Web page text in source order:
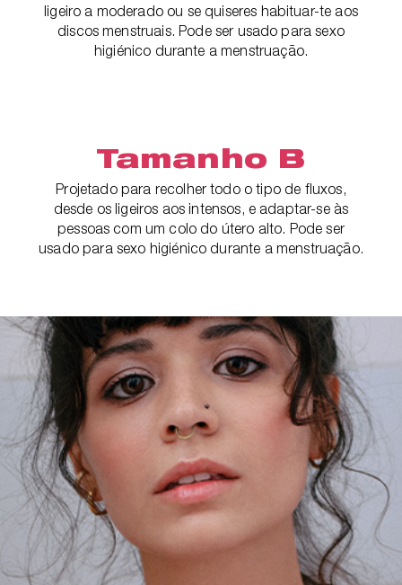
ligeiro a moderado ou se quiseres habituar-te aos
discos menstruais. Pode ser usado para sexo
higiénico durante a menstruação.
Tamanho B
Projetado para recolher todo o tipo de fluxos,
desde os ligeiros aos intensos, e adaptar-se às
pessoas com um colo do útero alto. Pode ser
usado para sexo higiénico durante a menstruação.